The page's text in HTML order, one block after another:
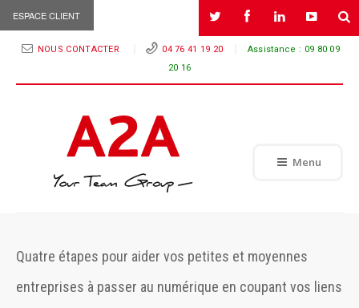
ESPACE CLIENT
NOUS CONTACTER 04 76 41 19 20 Assistance : 09 80 09
20 16
Menu
Quatre étapes pour aider vos petites et moyennes
entreprises à passer au numérique en coupant vos liens